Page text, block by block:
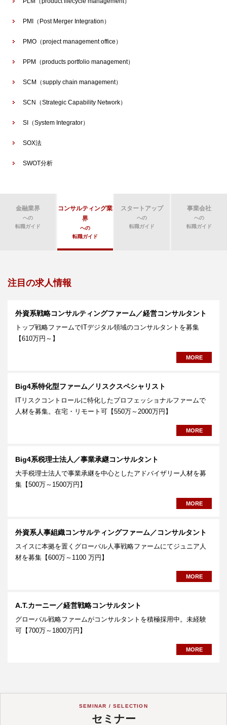
PMI（Post Merger Integration）
PMO（project management office）
PPM（products portfolio management）
SCM（supply chain management）
SCN（Strategic Capability Network）
SI（System Integrator）
SOX法
SWOT分析
金融業界
への
転職ガイド
コンサルティング業
界
への
転職ガイド
スタートアップ
への
転職ガイド
事業会社
への
転職ガイド
注目の求人情報
外資系戦略コンサルティングファーム／経営コンサルタント
トップ戦略ファームでITデジタル領域のコンサルタントを募集
【610万円～】
MORE
Big4系特化型ファーム／リスクスペシャリスト
ITリスクコントロールに特化したプロフェッショナルファームで
人材を募集。在宅・リモート可【550万～2000万円】
MORE
Big4系税理士法人／事業承継コンサルタント
大手税理士法人で事業承継を中心としたアドバイザリー人材を募
集【500万～1500万円】
MORE
外資系人事組織コンサルティングファーム／コンサルタント
スイスに本拠を置くグローバル人事戦略ファームにてジュニア人
材を募集【600万～1100 万円】
MORE
A.T.カーニー／経営戦略コンサルタント
グローバル戦略ファームがコンサルタントを積極採用中。未経験
可【700万～1800万円】
MORE
SEMINAR / SELECTION
セミナー